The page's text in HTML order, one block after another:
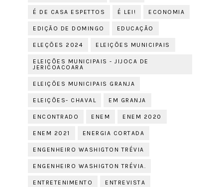
É DE CASA ESPETTOS É LEI! ECONOMIA
EDIÇÃO DE DOMINGO EDUCAÇÃO
ELEÇÕES 2024 ELEIÇÕES MUNICIPAIS
ELEIÇÕES MUNICIPAIS - JIJOCA DE
JERICOACOARA
ELEIÇÕES MUNICIPAIS GRANJA
ELEIÇÕES- CHAVAL EM GRANJA
ENCONTRADO ENEM ENEM 2020
ENEM 2021 ENERGIA CORTADA
ENGENHEIRO WASHIGTON TRÉVIA
ENGENHEIRO WASHIGTON TRÉVIA.
ENTRETENIMENTO ENTREVISTA